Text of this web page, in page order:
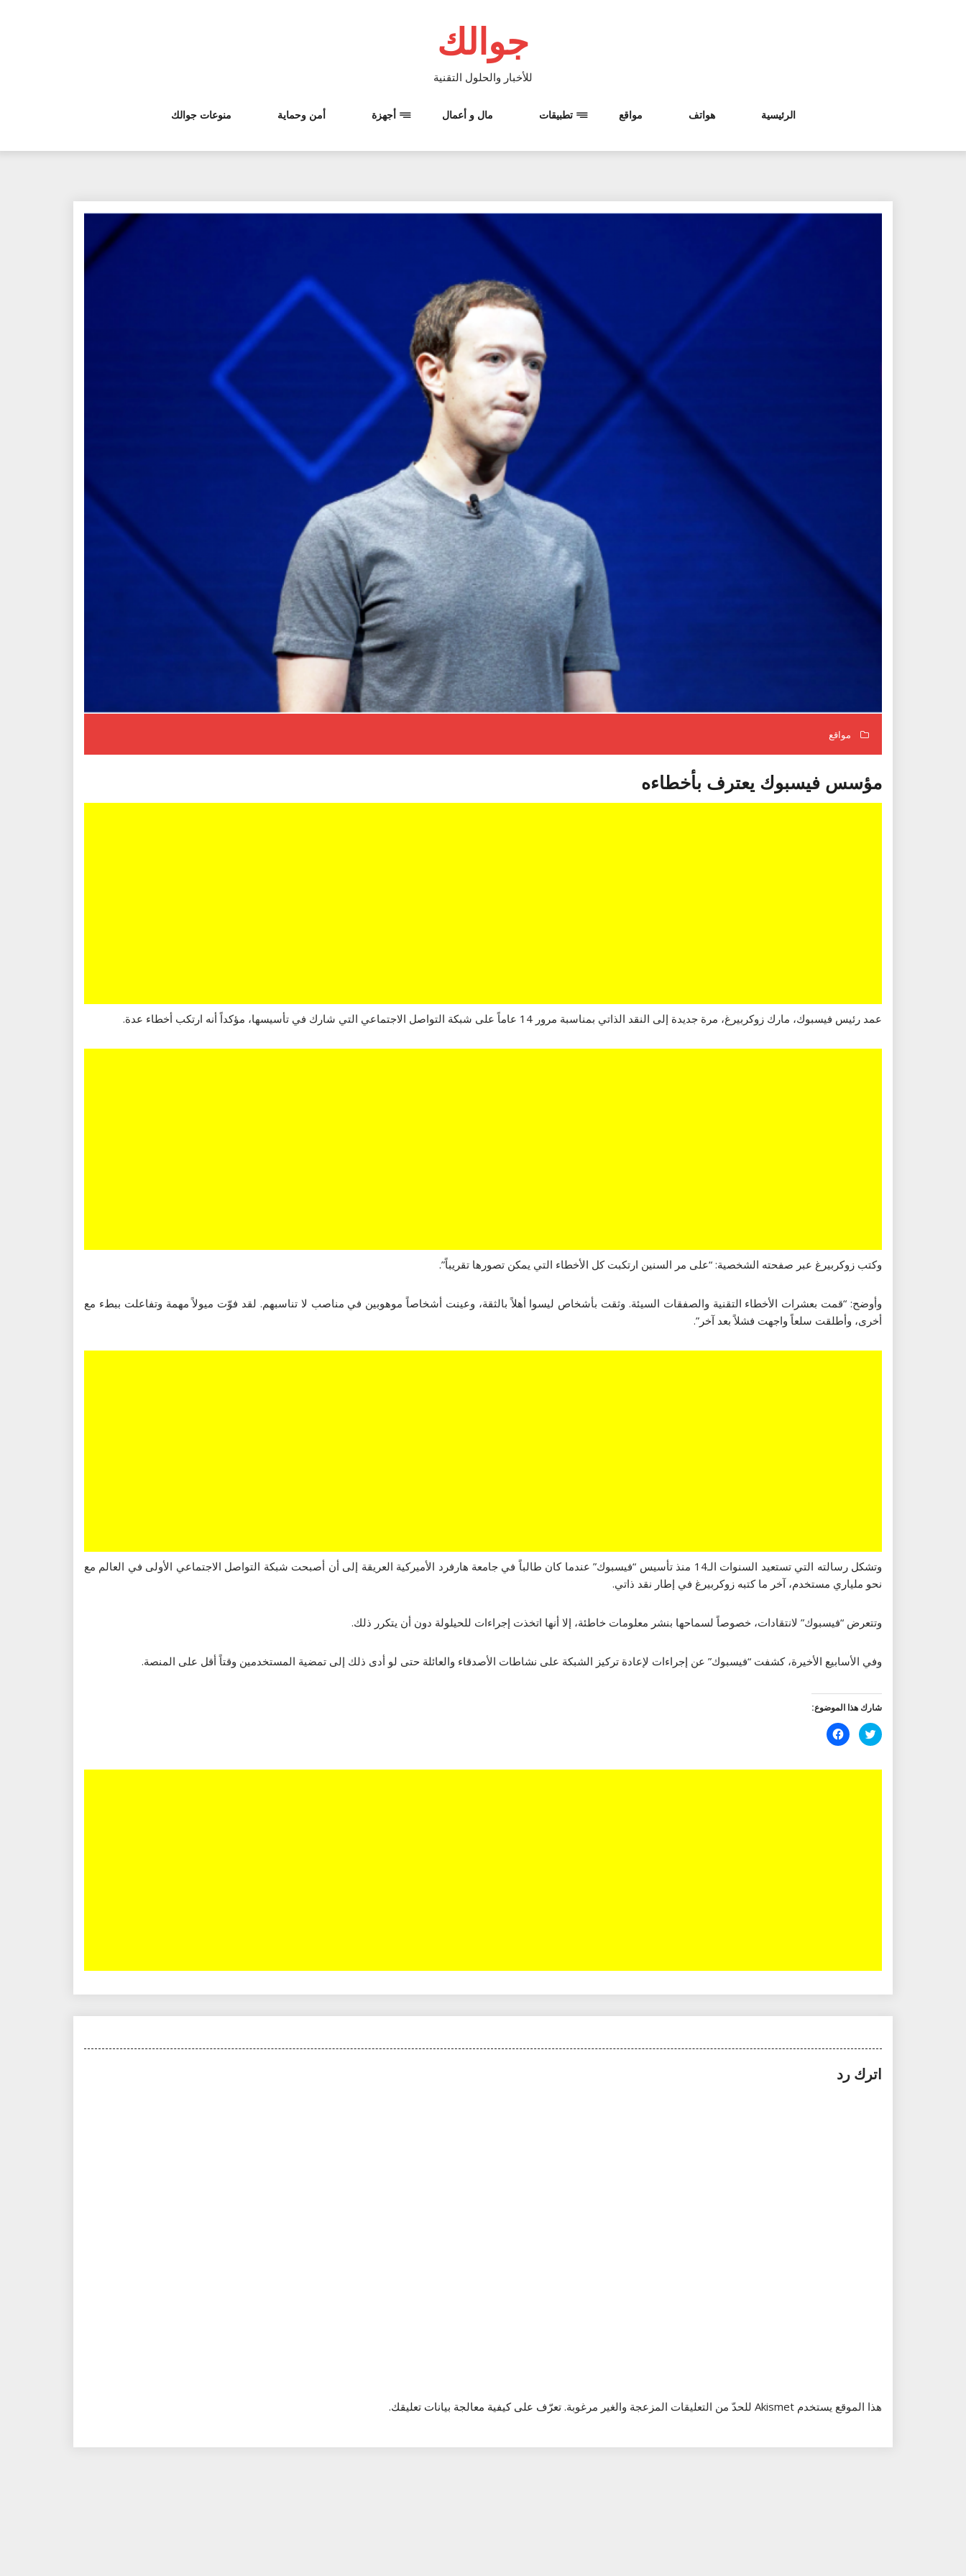
جوالك
للأخبار والحلول التقنية
الرئيسية هواتف مواقع تطبيقات مال و أعمال أجهزة أمن وحماية منوعات جوالك
مواقع
مؤسس فيسبوك يعترف بأخطاءه
عمد رئيس فيسبوك، مارك زوكربيرغ، مرة جديدة إلى النقد الذاتي بمناسبة مرور 14 عاماً على شبكة التواصل الاجتماعي التي شارك في تأسيسها، مؤكداً أنه ارتكب أخطاء عدة.
وكتب زوكربيرغ عبر صفحته الشخصية: “على مر السنين ارتكبت كل الأخطاء التي يمكن تصورها تقريباً”.
وأوضح: “قمت بعشرات الأخطاء التقنية والصفقات السيئة. وثقت بأشخاص ليسوا أهلاً بالثقة، وعينت أشخاصاً موهوبين في مناصب لا تناسبهم. لقد فوّت ميولاً مهمة وتفاعلت ببطء مع
أخرى، وأطلقت سلعاً واجهت فشلاً بعد آخر”.
وتشكل رسالته التي تستعيد السنوات الـ14 منذ تأسيس “فيسبوك” عندما كان طالباً في جامعة هارفرد الأميركية العريقة إلى أن أصبحت شبكة التواصل الاجتماعي الأولى في العالم مع
نحو ملياري مستخدم، آخر ما كتبه زوكربيرغ في إطار نقد ذاتي.
وتتعرض “فيسبوك” لانتقادات، خصوصاً لسماحها بنشر معلومات خاطئة، إلا أنها اتخذت إجراءات للحيلولة دون أن يتكرر ذلك.
وفي الأسابيع الأخيرة، كشفت “فيسبوك” عن إجراءات لإعادة تركيز الشبكة على نشاطات الأصدقاء والعائلة حتى لو أدى ذلك إلى تمضية المستخدمين وقتاً أقل على المنصة.
شارك هذا الموضوع:
اضغط
للمشاركة
(فتح
انقر
للمشاركة
(فتح
اترك رد
هذا الموقع يستخدم Akismet للحدّ من التعليقات المزعجة والغير مرغوبة. تعرّف على كيفية معالجة بيانات تعليقك.